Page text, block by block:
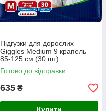
Підгузки для дорослих
Giggles Medium 9 крапель
85-125 см (30 шт)
Готово до відправки
635 ₴
Купити